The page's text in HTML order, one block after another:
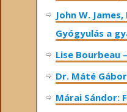
John W.
Gyógyulás a
Lise Bourbeau
Dr. Máté
Márai Sándor: